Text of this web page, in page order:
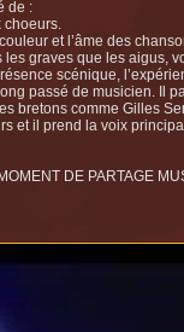
de :
choeurs.
et l’âme des
graves que les aigus,
scénique,
passé de musicien. Il
bretons comme Gilles
et il prend la voix
DE PARTAGE